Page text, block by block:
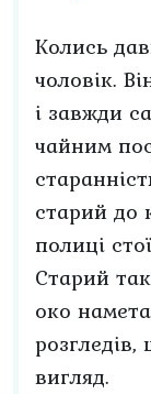
Колись
чоловік.
і завжди
чайним
старий до
полиці
Старий
око
вигляд.